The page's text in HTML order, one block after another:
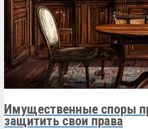
Имущественные споры
защитить свои права